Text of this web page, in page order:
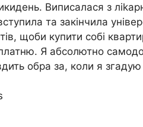
Виписалася з
та закінчила
щоби купити собі
Я абсолютно
обра за, коли я